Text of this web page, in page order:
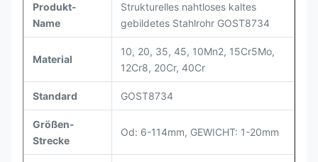
Produkt-
Name
Strukturelles nahtloses kaltes
gebildetes Stahlrohr GOST8734
Material
10, 20, 35, 45, 10Mn2, 15Cr5Mo,
12Cr8, 20Cr, 40Cr
Standard GOST8734
Größen-
Strecke
Od: 6-114mm, GEWICHT: 1-20mm